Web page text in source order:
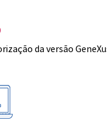
da versão